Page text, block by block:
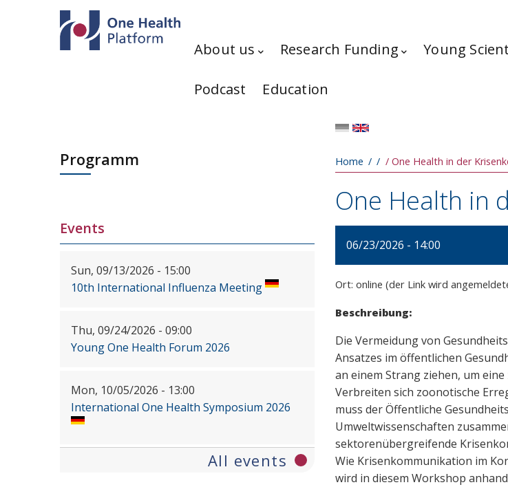
Skip to main content
About us Research Funding Young
Podcast Education
Breadcrumb
Home One Health in der
One Health in
06/23/2026 - 14:00
Ort: online (der Link wird
Beschreibung:
Die Vermeidung von
Ansatzes im öffentlichen
an einem Strang ziehen, um
Verbreiten sich zoonotische
muss der Öffentliche
Umweltwissenschaften
sektorenübergreifende
Wie Krisenkommunikation im
wird in diesem Workshop
Programm
Events
Sun, 09/13/2026 - 15:00
10th International Influenza Meeting
Thu, 09/24/2026 - 09:00
Young One Health Forum 2026
Mon, 10/05/2026 - 13:00
International One Health Symposium 2026
All events